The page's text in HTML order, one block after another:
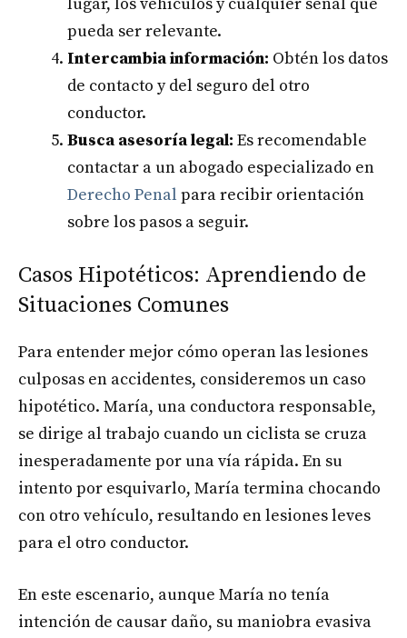
pueda ser relevante.
Intercambia información: Obtén los datos
de contacto y del seguro del otro
conductor.
Busca asesoría legal: Es recomendable
contactar a un abogado especializado en
Derecho Penal para recibir orientación
sobre los pasos a seguir.
Casos Hipotéticos: Aprendiendo de
Situaciones Comunes
Para entender mejor cómo operan las lesiones
culposas en accidentes, consideremos un caso
hipotético. María, una conductora responsable,
se dirige al trabajo cuando un ciclista se cruza
inesperadamente por una vía rápida. En su
intento por esquivarlo, María termina chocando
con otro vehículo, resultando en lesiones leves
para el otro conductor.
En este escenario, aunque María no tenía
intención de causar daño, su maniobra evasiva